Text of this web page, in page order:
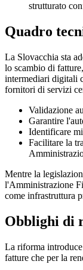
strutturato
Quadro
La Slovacchia sta
lo scambio di
intermediari digitali
fornitori di servizi
Validazione
Garantire
Identificare
Facilitare la
Mentre la
l'Amministrazione
come infrastruttura
Obblighi di
La riforma
fatture che per la